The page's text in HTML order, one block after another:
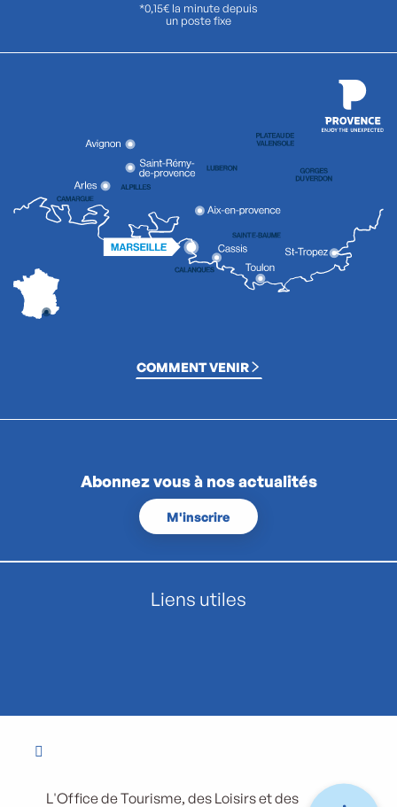
*0,15€ la minute depuis
un poste fixe
COMMENT VENIR
Abonnez vous à nos actualités
M'inscrire
Liens utiles
L'Office de Tourisme, des Loisirs et des